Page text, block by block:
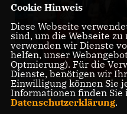
Cookie Hinweis
Diese Webseite
sind, um die Webseite
verwenden wir Dienste
helfen, unser
Optmierung). Für die
Dienste, benötigen wir
Einwilligung können Sie
Informationen finden Sie
Datenschutzerklärung.